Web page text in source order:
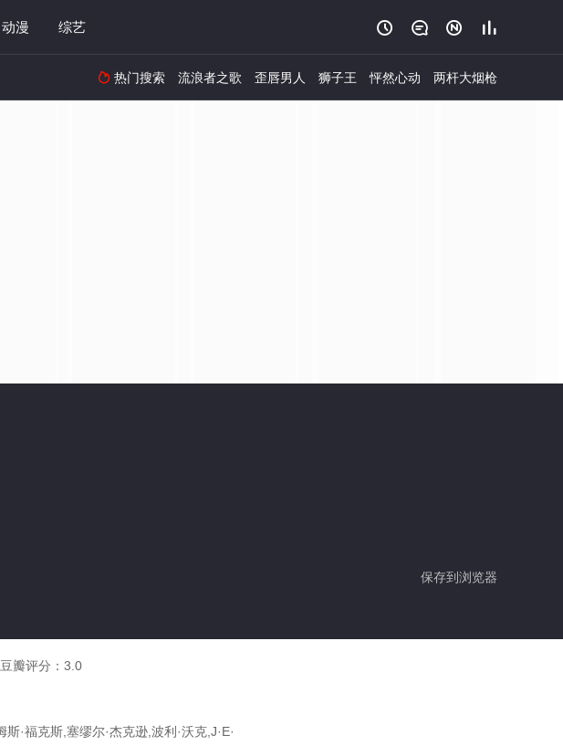
动漫 综艺    
 热门搜索 流浪者之歌 歪唇男人 狮子王 怦然心动 两杆大烟枪
保存到浏览器
豆瓣评分： 3.0
·福克斯,塞缪尔·杰克逊,波利·沃克,J·E·